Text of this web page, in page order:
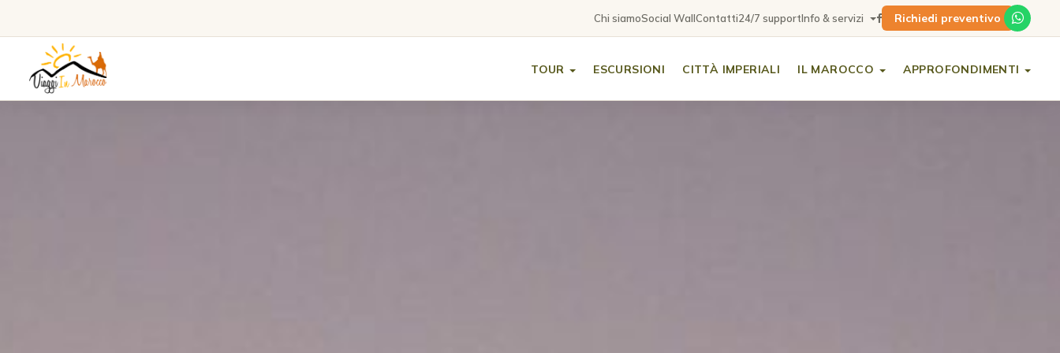
Chi siamoSocial WallContatti24/7 supportInfo & servizi Richiedi preventivo
TOUR ESCURSIONI CITTÀ IMPERIALI IL MAROCCO APPROFONDIMENTI